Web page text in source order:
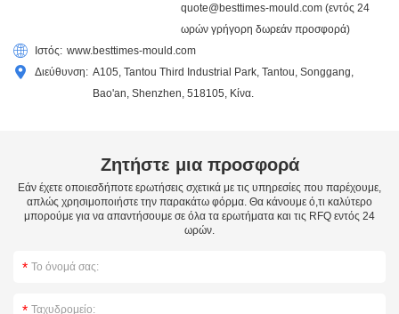
quote@besttimes-mould.com (εντός 24
ωρών γρήγορη δωρεάν προσφορά)
Ιστός: www.besttimes-mould.com
Διεύθυνση: A105, Tantou Third Industrial Park, Tantou, Songgang,
Bao'an, Shenzhen, 518105, Κίνα.
Ζητήστε μια προσφορά
Εάν έχετε οποιεσδήποτε ερωτήσεις σχετικά με τις υπηρεσίες που παρέχουμε,
απλώς χρησιμοποιήστε την παρακάτω φόρμα. Θα κάνουμε ό,τι καλύτερο
μπορούμε για να απαντήσουμε σε όλα τα ερωτήματα και τις RFQ εντός 24
ωρών.